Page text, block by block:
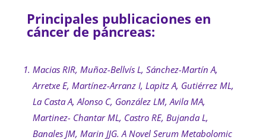
Principales publicaciones en
cáncer de páncreas:
Macias RIR, Muñoz-Bellvís L, Sánchez-Martín A,
Arretxe E, Martínez-Arranz I, Lapitz A, Gutiérrez ML,
La Casta A, Alonso C, González LM, Avila MA,
Martinez- Chantar ML, Castro RE, Bujanda L,
Banales JM, Marin JJG. A Novel Serum Metabolomic